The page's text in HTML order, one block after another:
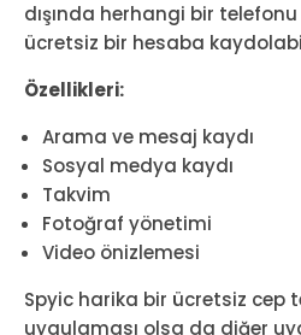
dışında herhangi bir
ücretsiz bir hesaba
Özellikleri:
Arama ve mesaj kaydı
Sosyal medya kaydı
Takvim
Fotoğraf yönetimi
Video önizlemesi
Spyic harika bir ücretsiz cep
uygulaması olsa da diğer